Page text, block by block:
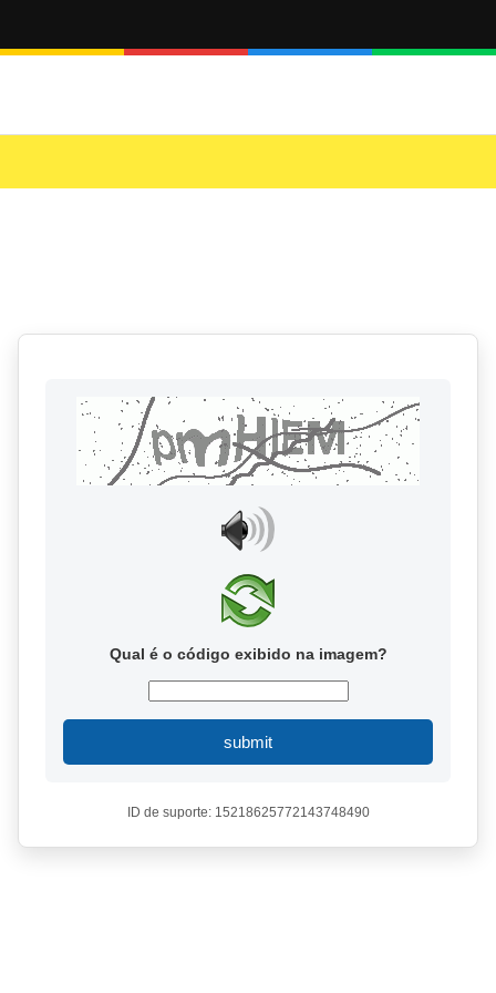
Qual é o código exibido na imagem?
submit
ID de suporte: 15218625772143748490